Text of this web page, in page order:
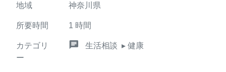
地域 神奈川県
所要時間 1 時間
カテゴリ
ー
chat 生活相談 ▸ 健康